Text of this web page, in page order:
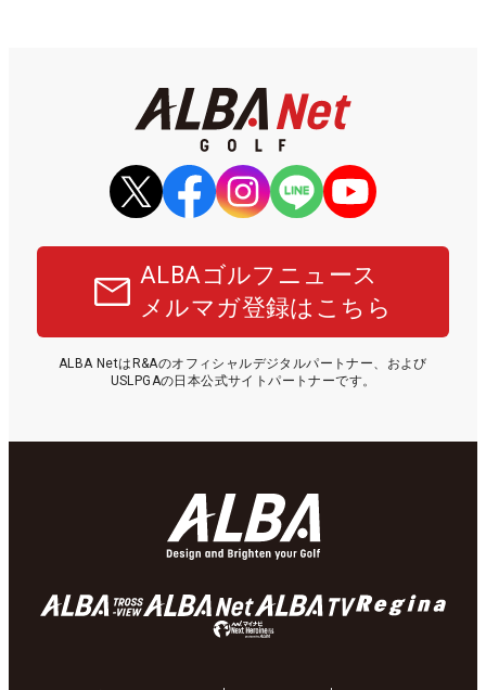
ALBAゴルフニュース
メルマガ登録はこちら
ALBA NetはR&Aのオフィシャルデジタルパートナー、および
USLPGAの日本公式サイトパートナーです。